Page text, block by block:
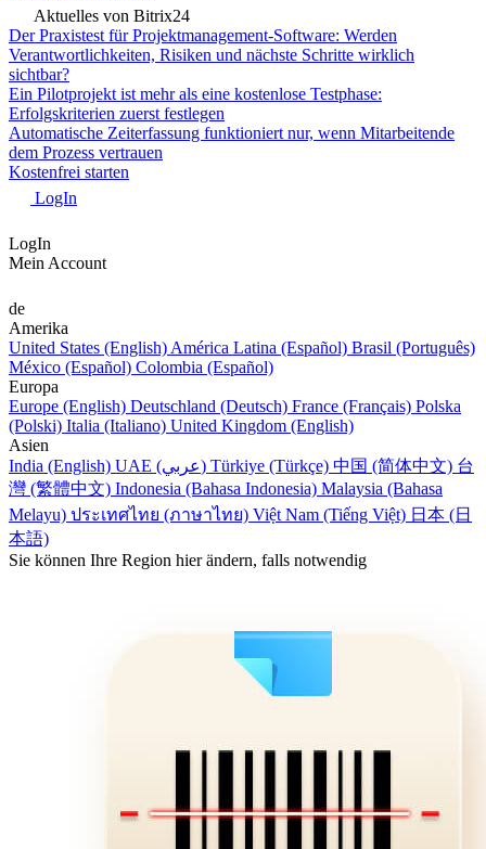
Aktuelles von Bitrix24
Der Praxistest für Projektmanagement-Software: Werden
Verantwortlichkeiten, Risiken und nächste Schritte wirklich
sichtbar?
Ein Pilotprojekt ist mehr als eine kostenlose Testphase:
Erfolgskriterien zuerst festlegen
Automatische Zeiterfassung funktioniert nur, wenn Mitarbeitende
dem Prozess vertrauen
Kostenfrei starten
LogIn
LogIn
Mein Account
de
Amerika
United States (English) América Latina (Español) Brasil (Português)
México (Español) Colombia (Español)
Europa
Europe (English) Deutschland (Deutsch) France (Français) Polska
(Polski) Italia (Italiano) United Kingdom (English)
Asien
India (English)
UAE (عربي) Türkiye (Türkçe) 中国 (简体中文) 台
灣 (繁體中文) Indonesia (Bahasa Indonesia) Malaysia (Bahasa
Melayu) ประเทศไทย (ภาษาไทย) Việt Nam (Tiếng Việt) 日本 (日
本語)
Sie können Ihre Region hier ändern, falls notwendig